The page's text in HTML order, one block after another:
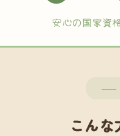
安心の国家資
こん